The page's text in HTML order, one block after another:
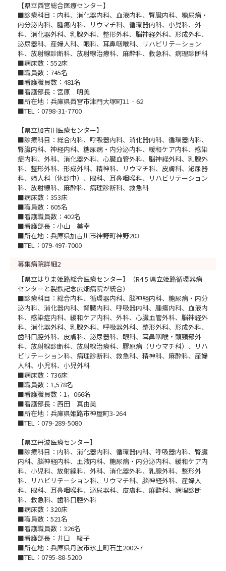
【県立西宮総合医療センター】
■診療科目：内科、消化器内科、血液内科、腎臓内科、糖尿病・
内分泌内科、腫瘍内科、リウマチ科、循環器内科、小児科、外
科、消化器外科、乳腺外科、整形外科、脳神経外科、形成外科、
泌尿器科、産婦人科、眼科、耳鼻咽喉科、リハビリテーション
科、放射線診断科、放射線治療科、麻酔科、救急科、病理診断科
■病床数：552床
■職員数：745名
■看護職員数：481名
■看護部長：宮原 明美
■所在地：兵庫県西宮市津門大塚町11‐62
■TEL：0798-31-7700
【県立加古川医療センター】
■診療科目：総合内科、呼吸器内科、消化器内科、循環器内科、
腎臓内科、神経内科、糖尿病・内分泌内科、緩和ケア内科、感染
症内科、外科、消化器外科、心臓血管外科、脳神経外科、乳腺外
科、整形外科、形成外科、精神科、リウマチ科、皮膚科、泌尿器
科、婦人科（休診中）、眼科、耳鼻咽喉科、リハビリテーション
科、放射線科、麻酔科、病理診断科、救急科
■病床数：353床
■職員数：605名
■看護職員数：402名
■看護部長：小山 美幸
■所在地：兵庫県加古川市神野町神野203
■TEL：079-497-7000
募集病院詳細2
【県立はりま姫路総合医療センター】（R4.5 県立姫路循環器病
センターと製鉄記念広畑病院が統合）
■診療科目：総合内科、循環器内科、脳神経内科、糖尿病・内分
泌内科、消化器内科、腎臓内科、呼吸器内科、腫瘍内科、血液内
科、感染症内科、緩和ケア内科、外科、心臓血管外科、脳神経外
科、消化器外科、乳腺外科、呼吸器外科、整形外科、形成外科、
歯科口腔外科、皮膚科、泌尿器科、眼科、耳鼻咽喉・頭頸部外
科、放射線診断科、放射線治療科、膠原病（リウマチ科）、リハ
ビリテーション科、病理診断科、救急科、精神科、麻酔科、産婦
人科、小児科、小児外科
■病床数：736床
■職員数：1,578名
■看護職員数：1，066名
■看護部長：西田 真由美
■所在地：兵庫県姫路市神屋町3-264
■TEL：079-289-5080
【県立丹波医療センター】
■診療科目：内科、消化器内科、循環器内科、呼吸器内科、腎臓
内科、脳神経内科、血液内科、糖尿病・内分泌内科、緩和ケア内
科、小児科、放射線科、外科、消化器外科、乳腺外科、整形外
科、リハビリテーション科、リウマチ科、脳神経外科、産婦人
科、眼科、耳鼻咽喉科、泌尿器科、皮膚科、麻酔科、病理診断
科、救急科、歯科口腔外科
■病床数：320床
■職員数：521名
■看護職員数：326名
■看護部長：井口 綾子
■所在地：兵庫県丹波市氷上町石生2002-7
■TEL：0795-88-5200